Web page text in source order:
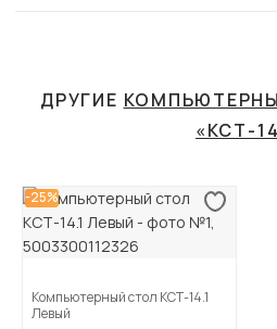
ДРУГИЕ
«КСТ-
-25%
Компьютерный стол КСТ-14.1
Левый